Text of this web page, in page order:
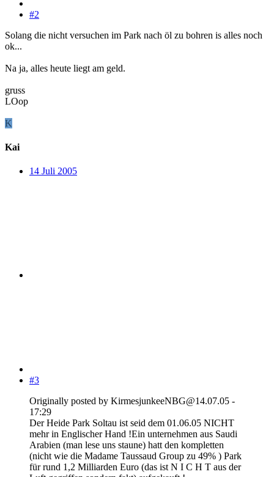
#2
Solang die nicht versuchen im Park nach öl zu bohren is alles noch
ok...
Na ja, alles heute liegt am geld.
gruss
LOop
K
Kai
14 Juli 2005
#3
Originally posted by KirmesjunkeeNBG@14.07.05 -
17:29
Der Heide Park Soltau ist seid dem 01.06.05 NICHT
mehr in Englischer Hand !Ein unternehmen aus Saudi
Arabien (man lese uns staune) hatt den kompletten
(nicht wie die Madame Taussaud Group zu 49% ) Park
für rund 1,2 Milliarden Euro (das ist N I C H T aus der